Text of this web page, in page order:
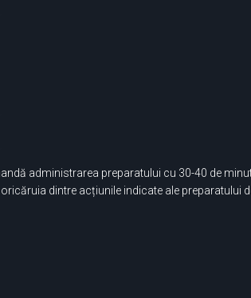
administrarea preparatului cu 30-40 de
dintre acțiunile indicate ale preparatului